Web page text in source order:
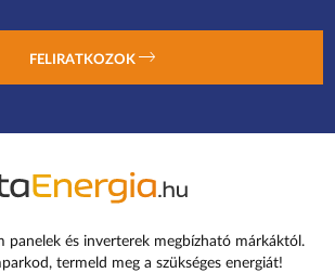
FELIRATKOZOK
panelek és inverterek megbízható márkáktól.
termeld meg a szükséges energiát!